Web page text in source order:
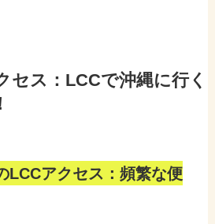
セス：LCCで沖縄に行く
LCCアクセス：頻繁な便